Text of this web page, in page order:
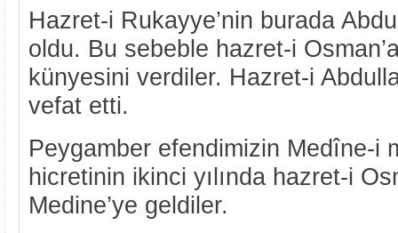
Hazret-i Rukayye’nin burada
oldu. Bu sebeble hazret-i
künyesini verdiler. Hazret-i
vefat etti.
Peygamber efendimizin Medîne-i
hicretinin ikinci yılında hazret-i
Medine’ye geldiler.